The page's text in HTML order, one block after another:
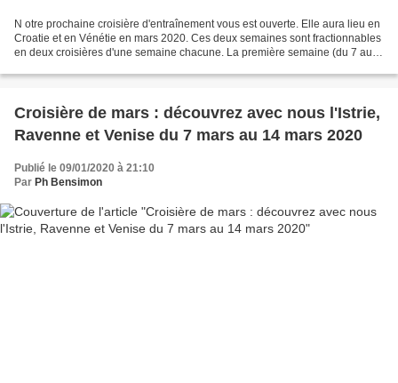
N otre prochaine croisière d'entraînement vous est ouverte. Elle aura lieu en
Croatie et en Vénétie en mars 2020. Ces deux semaines sont fractionnables
en deux croisières d'une semaine chacune. La première semaine (du 7 au
Croisière de mars : découvrez avec nous l'Istrie,
Ravenne et Venise du 7 mars au 14 mars 2020
Publié le 09/01/2020 à 21:10
Par Ph Bensimon